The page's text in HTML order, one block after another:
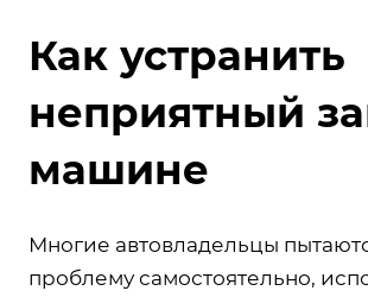
Как устранить
неприятный
машине
Многие автовладельцы
проблему самостоятельно,